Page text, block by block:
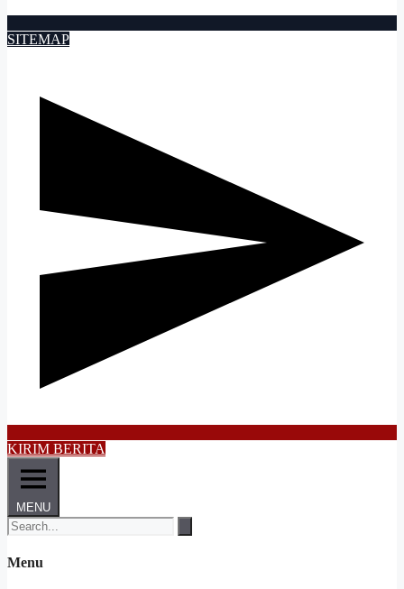
SITEMAP
KIRIM BERITA
MENU
Menu